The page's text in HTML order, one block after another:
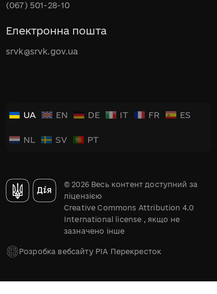
(067) 501-28-10
Електронна пошта
srvk@srvk.gov.ua
UA EN DE IT FR ES
NL SV PT
© 2026 Весь контент доступний за
ліцензією
Creative Commons Attribution 4.0
International license , якщо не
зазначено інше
Розробка вебсайту РІА Перекресток